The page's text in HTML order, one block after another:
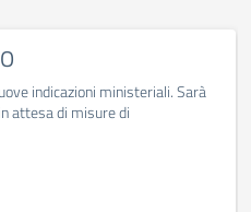
indicazioni ministeriali. Sarà
attesa di misure di